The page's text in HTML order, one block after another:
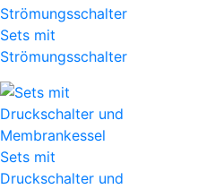
Sets mit
Strömungsschalter
Sets mit
Druckschalter und